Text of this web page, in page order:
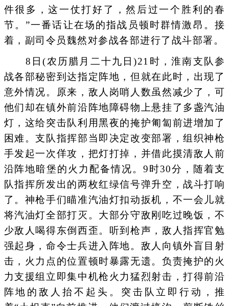
件很多，这一仗打好了，然后过一个胜利的春
节。”一番话让在场的指战员顿时群情激昂。接
着，副司令员魏然对参战各部进行了战斗部署。
8日(农历腊月二十九日)21时，淮南支队参
战各部秘密到达指定阵地，但就在此时，出现了
意外情况。原来，敌人岗哨人数虽然减少了，可
他们却在镇外前沿阵地障碍物上悬挂了多盏汽油
灯，这给突击队利用黑夜的掩护匍匐前进增加了
困难。支队指挥部当即决定改变部署，组织神枪
手发起一次佯攻，把灯打掉，并借此摸清敌人前
沿阵地暗堡的火力配备情况。9时30分，随着支
队指挥所发出的两枚红绿信号弹升空，战斗打响
了。神枪手们瞄准汽油灯扣动扳机，不一会儿就
将汽油灯全部打灭。大部分守敌刚吃过晚饭，不
少敌人喝得东倒西歪。听到枪声，敌人指挥官勉
强起身，命令士兵进入阵地。敌人向镇外盲目射
击，火力点的位置顿时暴露无遗。负责掩护的火
力支援组立即集中机枪火力猛烈射击，打得前沿
阵地的敌人抬不起头。突击队立即行动，推